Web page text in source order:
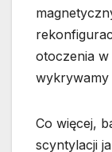
otoczenia
wykrywamy
Co więcej,
scyntylacji